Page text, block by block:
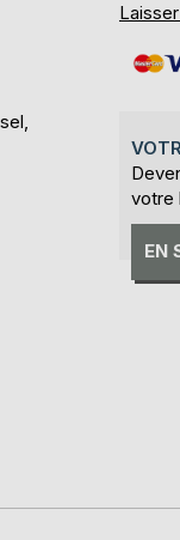
votre
EN